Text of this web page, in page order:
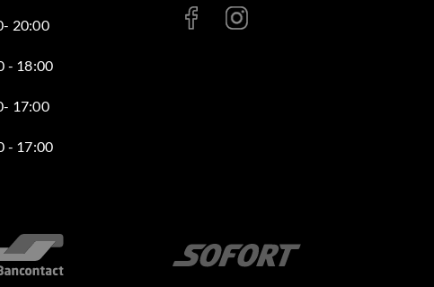
20:00
- 18:00
17:00
- 17:00